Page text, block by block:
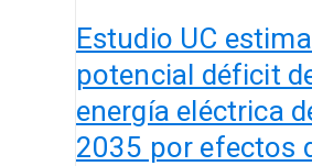
Estudio UC
potencial déficit
energía eléctrica
2035 por efectos
UC
estima
un
potencial
déficit